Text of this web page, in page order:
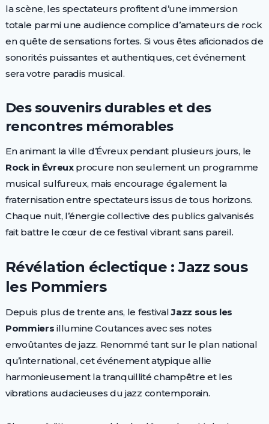
la scène, les spectateurs profitent d’une immersion
totale parmi une audience complice d’amateurs de rock
en quête de sensations fortes. Si vous êtes aficionados de
sonorités puissantes et authentiques, cet événement
sera votre paradis musical.
Des souvenirs durables et des
rencontres mémorables
En animant la ville d’Évreux pendant plusieurs jours, le
Rock in Évreuxprocure non seulement un programme
musical sulfureux, mais encourage également la
fraternisation entre spectateurs issus de tous horizons.
Chaque nuit, l’énergie collective des publics galvanisés
fait battre le cœur de ce festival vibrant sans pareil.
Révélation éclectique : Jazz sous
les Pommiers
Depuis plus de trente ans, le festivalJazz sous les
Pommiers illumine Coutances avec ses notes
envoûtantes de jazz. Renommé tant sur le plan national
qu’international, cet événement atypique allie
harmonieusement la tranquillité champêtre et les
vibrations audacieuses du jazz contemporain.